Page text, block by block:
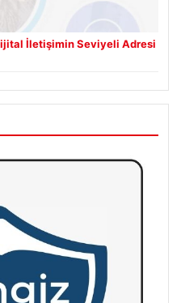
İletişimin Seviyeli Adresi